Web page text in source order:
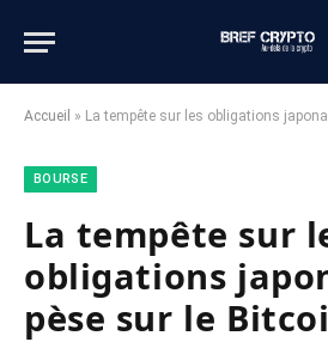
Accueil » La tempête sur les obligations
BOURSE
La tempête sur
obligations
pèse sur le